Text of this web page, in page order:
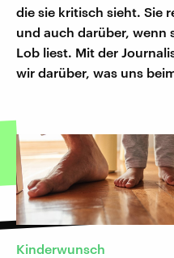
die sie kritisch sieht. Sie
und auch darüber, wenn
Lob liest. Mit der
wir darüber, was uns
Kinderwunsch